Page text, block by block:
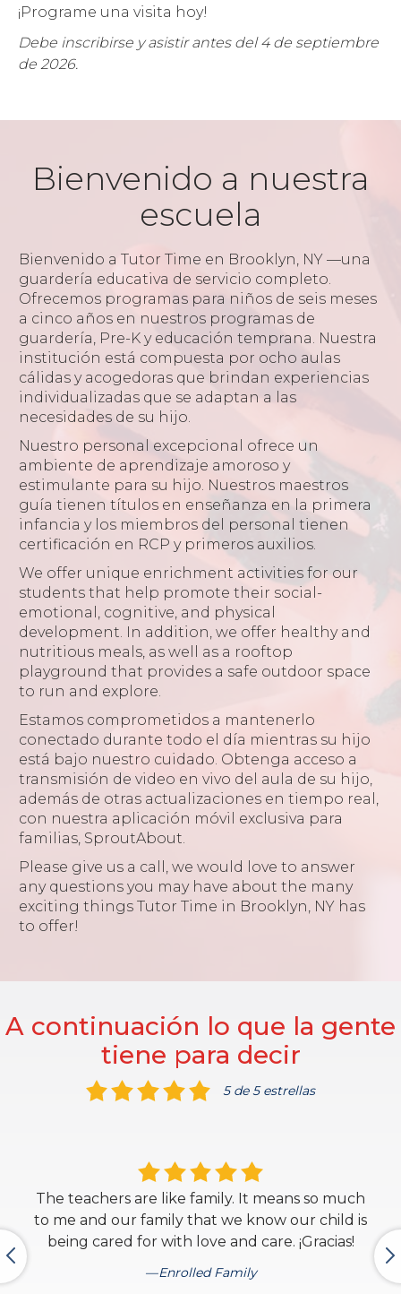
¡Programe una visita hoy!
Debe inscribirse y asistir antes del 4 de septiembre
de 2026.
Bienvenido a nuestra
escuela
Bienvenido a Tutor Time en Brooklyn, NY —una
guardería educativa de servicio completo.
Ofrecemos programas para niños de seis meses
a cinco años en nuestros programas de
guardería, Pre-K y educación temprana. Nuestra
institución está compuesta por ocho aulas
cálidas y acogedoras que brindan experiencias
individualizadas que se adaptan a las
necesidades de su hijo.
Nuestro personal excepcional ofrece un
ambiente de aprendizaje amoroso y
estimulante para su hijo. Nuestros maestros
guía tienen títulos en enseñanza en la primera
infancia y los miembros del personal tienen
certificación en RCP y primeros auxilios.
We offer unique enrichment activities for our
students that help promote their social-
emotional, cognitive, and physical
development. In addition, we offer healthy and
nutritious meals, as well as a rooftop
playground that provides a safe outdoor space
to run and explore.
Estamos comprometidos a mantenerlo
conectado durante todo el día mientras su hijo
está bajo nuestro cuidado. Obtenga acceso a
transmisión de video en vivo del aula de su hijo,
además de otras actualizaciones en tiempo real,
con nuestra aplicación móvil exclusiva para
familias, SproutAbout.
Please give us a call, we would love to answer
any questions you may have about the many
exciting things Tutor Time in Brooklyn, NY has
to offer!
A continuación lo que la gente
tiene para decir
5 de 5 estrellas
The teachers are like family. It means so much
to me and our family that we know our child is
being cared for with love and care. ¡Gracias!
Enrolled Family